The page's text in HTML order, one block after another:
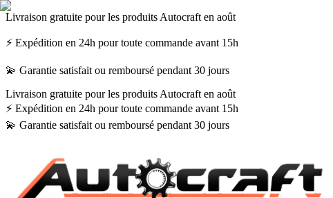
Livraison gratuite pour les produits Autocraft en août
⚡ Expédition en 24h pour toute commande avant 15h
💫 Garantie satisfait ou remboursé pendant 30 jours
Livraison gratuite pour les produits Autocraft en août
⚡ Expédition en 24h pour toute commande avant 15h
💫 Garantie satisfait ou remboursé pendant 30 jours